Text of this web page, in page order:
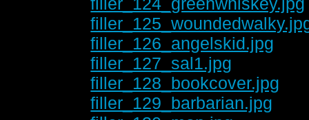
filler_126_angelskid.jpg
filler_127_sal1.jpg
filler_128_bookcover.jpg
filler_129_barbarian.jpg